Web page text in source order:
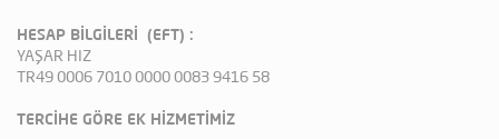
HESAP BİLGİLERİ (EFT) :
YAŞAR HIZ
TR49 0006 7010 0000 0083 9416 58
TERCİHE GÖRE EK HİZMETİMİZ